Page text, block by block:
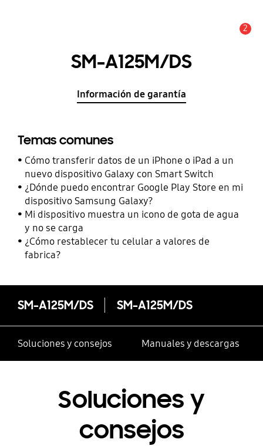
2
SM-A125M/DS
Información de garantía
Temas comunes
Cómo transferir datos de un iPhone o iPad a un
nuevo dispositivo Galaxy con Smart Switch
¿Dónde puedo encontrar Google Play Store en mi
dispositivo Samsung Galaxy?
Mi dispositivo muestra un icono de gota de agua
y no se carga
¿Cómo restablecer tu celular a valores de
fabrica?
SM-A125M/DS SM-A125M/DS
Soluciones y consejos Manuales y descargas
Soluciones y
consejos